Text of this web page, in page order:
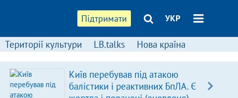
Підтримати УКР
Території культури LB.talks Нова країна
Київ перебував під атакою
балістики і реактивних БпЛА. Є